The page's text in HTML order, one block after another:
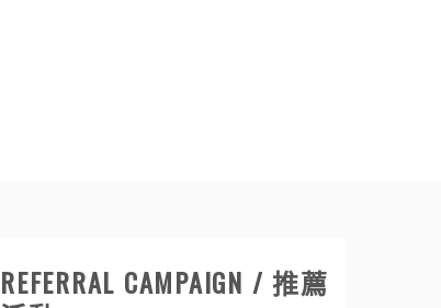
REFERRAL CAMPAIGN / 推薦